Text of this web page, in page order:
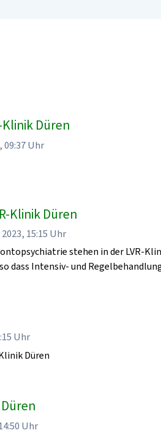
Klinik Düren
09:37 Uhr
Klinik Düren
15:15 Uhr
stehen in der LVR-
dass Intensiv- und
Uhr
Düren
Uhr